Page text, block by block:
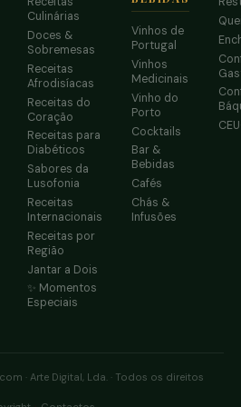
Culinárias
Doces &
Sobremesas
Receitas
Afrodisíacas
Receitas do
Coração
Receitas para
Diabéticos
Sabores da
Lusofonia
Receitas
Internacionais
Receitas por
Região
Jantar a Dois
✨ Momentos
Especiais
Vinhos de
Portugal
Vinhos
Medicinais
Vinho do
Porto
Cocktails
Bar &
Bebidas
Cafés
Chás &
Infusões
· Arte Digital, Lda. · Todos os direitos